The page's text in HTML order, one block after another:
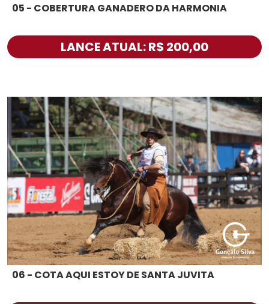
05 - COBERTURA GANADERO DA HARMONIA
LANCE ATUAL: R$ 200,00
06 - COTA AQUI ESTOY DE SANTA JUVITA